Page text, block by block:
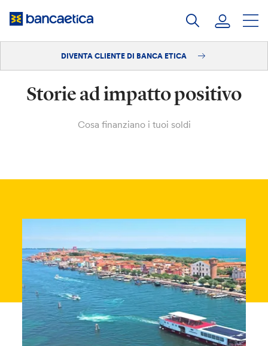
Diventa cliente
DIVENTA CLIENTE DI BANCA ETICA
Storie ad impatto positivo
Cosa finanziano i tuoi soldi